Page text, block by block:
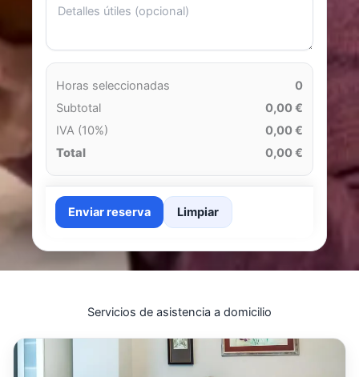
Horas seleccionadas
0
Subtotal
0,00 €
IVA (10%)
0,00 €
Total
0,00 €
Enviar reserva Limpiar
Servicios de asistencia a domicilio